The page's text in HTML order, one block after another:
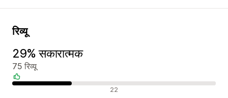
रिव्यू
29% सकारात्मक
75 रिव्यू
सकारात्मक रिव्यू 22